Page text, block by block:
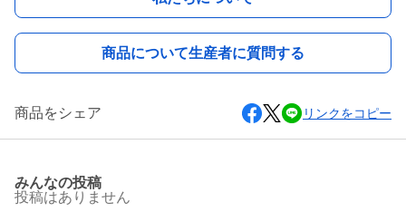
商品について生産者に質問する
商品をシェア リンクをコピー
みんなの投稿
投稿はありません